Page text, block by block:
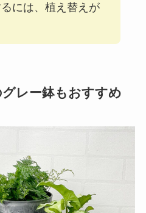
には、植え替えが
レー鉢もおすすめ